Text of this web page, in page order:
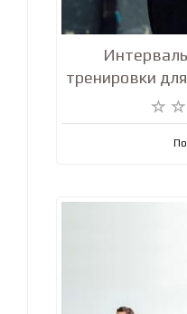
тренировки